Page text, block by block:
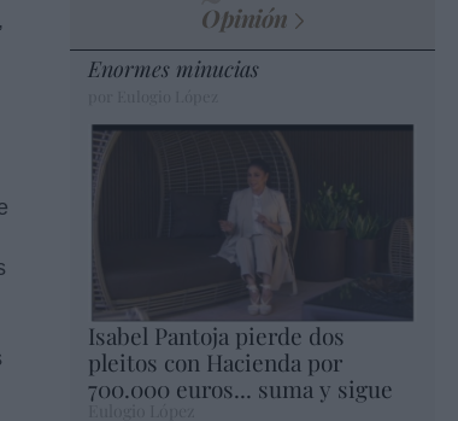
Opinión
Enormes minucias
Isabel Pantoja pierde dos
pleitos con Hacienda por
700.000 euros... suma y sigue